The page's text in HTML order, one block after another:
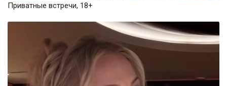
Приватные встречи, 18+